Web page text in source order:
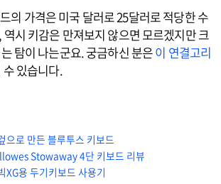
의 가격은 미국 달러로 25달러로 적당한 수
시 키감은 만져보지 않으면 모르겠지만 크
탐이 나는군요. 궁금하신 분은이 연결고리
수 있습니다.
로 만든 블루투스 키보드
Stowaway 4단 키보드 리뷰
용 두기키보드 사용기